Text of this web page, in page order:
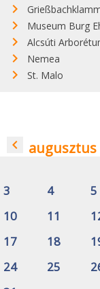
Museum Burg
Alcsúti
Nemea
St. Malo
navigate_before augusztus
3
4 5
10
11
17
18
24
25